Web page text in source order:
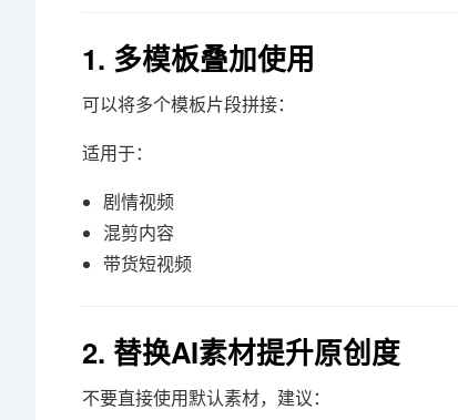
1. 多模板叠加使用
可以将多个模板片段拼接：
适用于：
剧情视频
混剪内容
带货短视频
2. 替换AI素材提升原创度
不要直接使用默认素材，建议：